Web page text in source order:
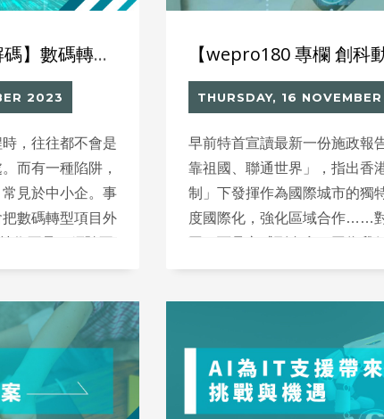
【iMoney專欄 創科解碼】數碼轉型陷阱處處：中小企遇人不「熟」
2023
，往往都不會是
而有一種陷阱，
見於中小企。事
數碼轉型項目外
THURSDAY, 16
早前特首宣讀最新一份施政報
靠祖國、聯通世界」，指出香
制」下發揮作為國際城市的獨
度國際化，強化區域合作……
經走出了這一步，近年除了發